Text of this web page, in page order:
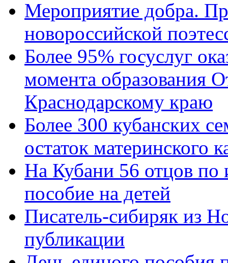
Мероприятие добра.
новороссийской
Более 95% госуслуг
момента образования
Краснодарскому краю
Более 300 кубанских
остаток материнского
На Кубани 56 отцов по
пособие на детей
Писатель-сибиряк из
публикации